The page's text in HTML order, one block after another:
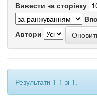
Вивести на сторінку
Автори
Результати 1-1 зі 1.